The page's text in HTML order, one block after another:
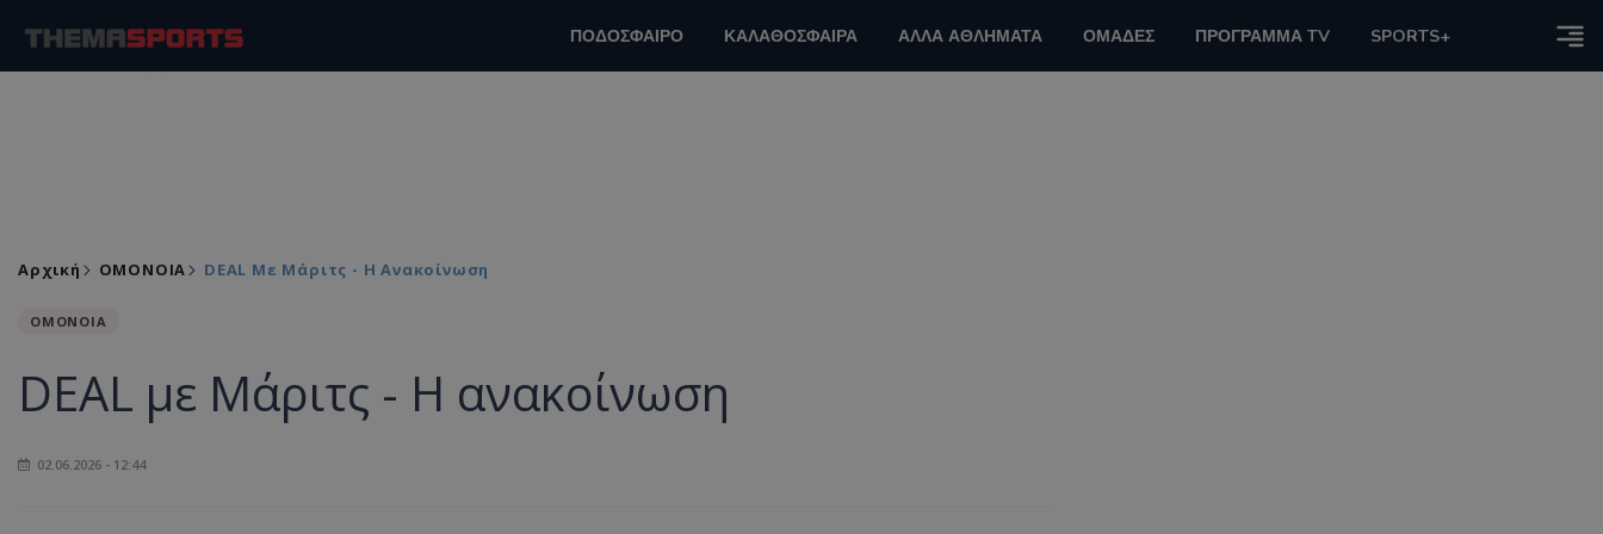
ΠΟΔΟΣΦΑΙΡΟ ΚΑΛΑΘΟΣΦΑΙΡΑ ΑΛΛΑ ΑΘΛΗΜΑΤΑ ΟΜΑΔΕΣ ΠΡΟΓΡΑΜΜΑ TV SPORTS+
Αρχική ΟΜΟΝΟΙΑ DEAL Με Μάριτς - Η Ανακοίνωση
ΟΜΟΝΟΙΑ
DEAL με Μάριτς - Η ανακοίνωση
02.06.2026 - 12:44